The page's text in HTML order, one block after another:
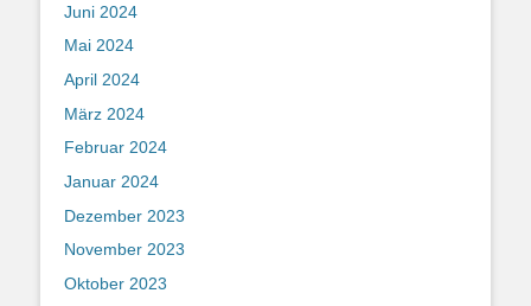
Juni 2024
Mai 2024
April 2024
März 2024
Februar 2024
Januar 2024
Dezember 2023
November 2023
Oktober 2023